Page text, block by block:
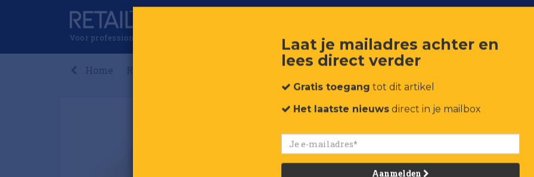
Voor professionals in retail & brands
Home Recent Events Connect Jobs
Laat je mailadres achter en
lees direct verder